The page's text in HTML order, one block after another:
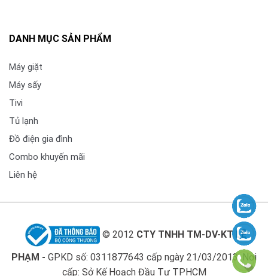
Công nghệ cảm ứng đa điểm
tăng hiệu quả làm việc. Kết hợp với công nghệ cảm
ứng hồng ngoại để màn hình nhận biết được vị trí
ngón tay và đang chuyển động như thế nào. Mang lại
trải nghiệm tương tác với màn hình mượt mà với độ
DANH MỤC SẢN PHẨM
Máy giặt
Máy sấy
Tivi
Tủ lạnh
Đồ điện gia đình
Combo khuyến mãi
Liên hệ
© 2012 CTY TNHH TM-DV-KT LÊ
PHẠM - GPKD số: 0311877643 cấp ngày 21/03/2013. Nơi
cấp: Sở Kế Hoạch Đầu Tư TPHCM